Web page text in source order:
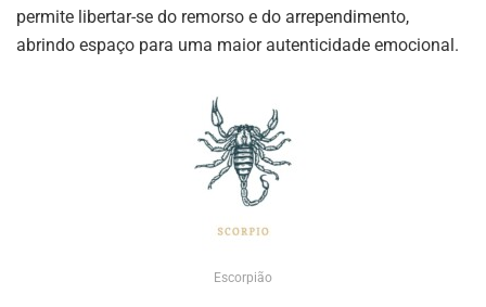
permite libertar-se do remorso e do arrependimento,
abrindo espaço para uma maior autenticidade emocional.
Escorpião